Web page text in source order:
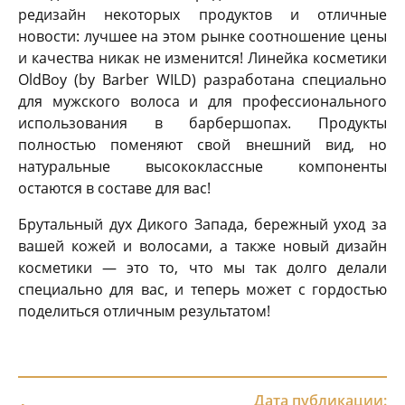
редизайн некоторых продуктов и отличные
новости: лучшее на этом рынке соотношение цены
и качества никак не изменится! Линейка косметики
OldBoy (by Barber WILD) разработана специально
для мужского волоса и для профессионального
использования в барбершопах. Продукты
полностью поменяют свой внешний вид, но
натуральные высококлассные компоненты
остаются в составе для вас!
Брутальный дух Дикого Запада, бережный уход за
вашей кожей и волосами, а также новый дизайн
косметики — это то, что мы так долго делали
специально для вас, и теперь может с гордостью
поделиться отличным результатом!
Дата публикации: